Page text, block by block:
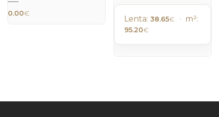
This product has multiple variants. The
0.00€
Lenta:38.65€ · m²:
95.20€